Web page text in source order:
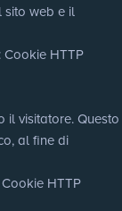
sito web e il
: Cookie HTTP
il visitatore. Questo
al fine di
Cookie HTTP